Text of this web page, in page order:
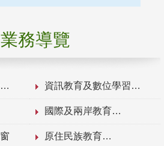
業務導覽
資訊教育及數位學習
國際及兩岸教育
原住民族教育